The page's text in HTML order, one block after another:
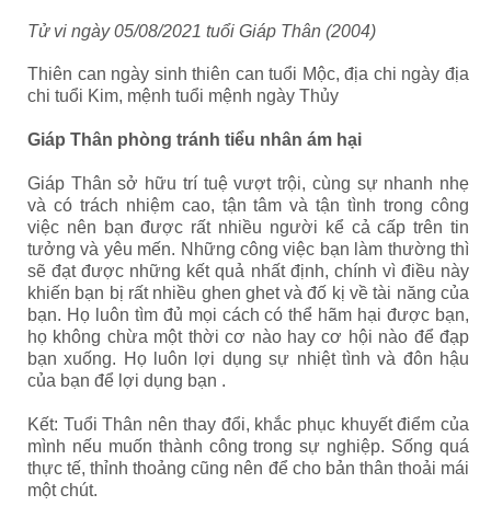
Tử vi ngày05/08/2021 tuổi Giáp Thân (2004)
Thiên can ngày sinh thiên can tuổi Mộc, địa chi ngày địa
chi tuổi Kim, mệnh tuổi mệnh ngày Thủy
Giáp Thân phòng tránh tiểu nhân ám hại
Giáp Thân sở hữu trí tuệ vượt trội, cùng sự nhanh nhẹ
và có trách nhiệm cao, tận tâm và tận tình trong công
việc nên bạn được rất nhiều người kể cả cấp trên tin
tưởng và yêu mến. Những công việc bạn làm thường thì
sẽ đạt được những kết quả nhất định, chính vì điều này
khiến bạn bị rất nhiều ghen ghet và đố kị về tài năng của
bạn. Họ luôn tìm đủ mọi cách có thể hãm hại được bạn,
họ không chừa một thời cơ nào hay cơ hội nào để đạp
bạn xuống. Họ luôn lợi dụng sự nhiệt tình và đôn hậu
của bạn để lợi dụng bạn .
Kết: Tuổi Thân nên thay đổi, khắc phục khuyết điểm của
mình nếu muốn thành công trong sự nghiệp. Sống quá
thực tế, thỉnh thoảng cũng nên để cho bản thân thoải mái
một chút.